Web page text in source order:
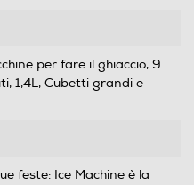
per fare il ghiaccio, 9
1,4L, Cubetti grandi e
feste: Ice Machine è la